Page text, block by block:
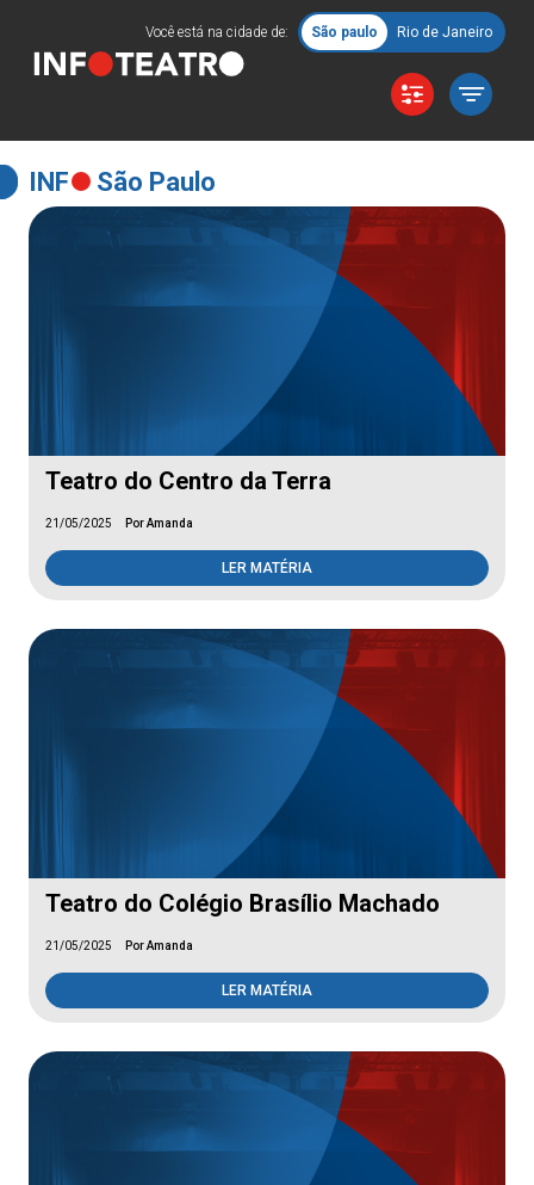
Você está na cidade de: São paulo Rio de Janeiro
INF São Paulo
Teatro do Centro da Terra
21/05/2025 Por Amanda
LER MATÉRIA
Teatro do Colégio Brasílio Machado
21/05/2025 Por Amanda
LER MATÉRIA